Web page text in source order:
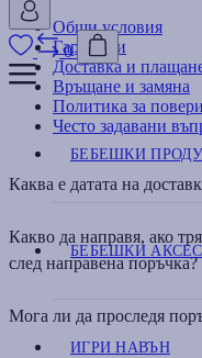
0
БЕБЕШКИ
БЕБЕШКИ
ИГРИ НАВЪН
Каква е датата на
Какво да направя, ако
след направена поръчка?
Мога ли да проследя
Общи условия
Гаранции
Доставка и
Връщане и замяна
Политика за
Често задавани